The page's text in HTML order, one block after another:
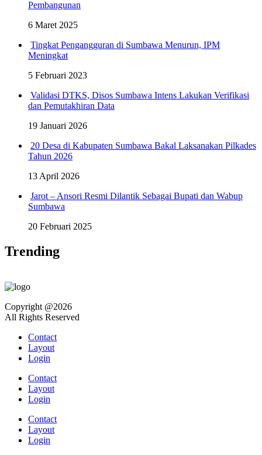
Pembangunan
6 Maret 2025
Tingkat Pengangguran di Sumbawa Menurun, IPM
Meningkat
5 Februari 2023
Validasi DTKS, Disos Sumbawa Intens Lakukan Verifikasi
dan Pemutakhiran Data
19 Januari 2026
20 Desa di Kabupaten Sumbawa Bakal Laksanakan Pilkades
Tahun 2026
13 April 2026
Jarot – Ansori Resmi Dilantik Sebagai Bupati dan Wabup
Sumbawa
20 Februari 2025
Trending
Copyright @2026
All Rights Reserved
Contact
Layout
Login
Contact
Layout
Login
Contact
Layout
Login